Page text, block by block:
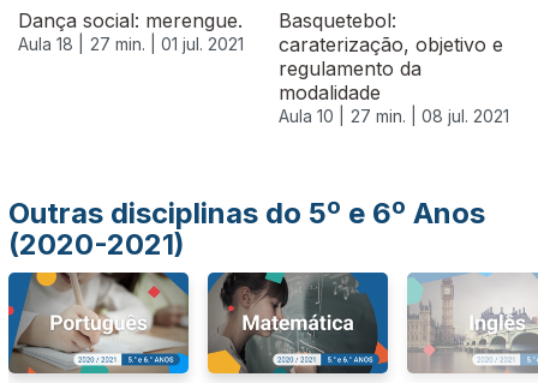
Dança social: merengue.
Aula 18 | 27 min. | 01 jul. 2021
Basquetebol:
caraterização, objetivo e
regulamento da
modalidade
Aula 10 | 27 min. | 08 jul. 2021
Outras disciplinas do 5º e 6º Anos
(2020-2021)